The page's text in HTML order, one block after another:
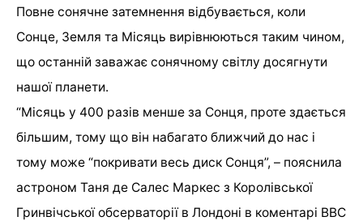
Повне сонячне затемнення відбувається, коли
Сонце, Земля та Місяць вирівнюються таким чином,
що останній заважає сонячному світлу досягнути
нашої планети.
“Місяць у 400 разів менше за Сонця, проте здається
більшим, тому що він набагато ближчий до нас і
тому може “покривати весь диск Сонця”, – пояснила
астроном Таня де Салес Маркес з Королівської
Гринвічської обсерваторії в Лондоні в коментарі BBC